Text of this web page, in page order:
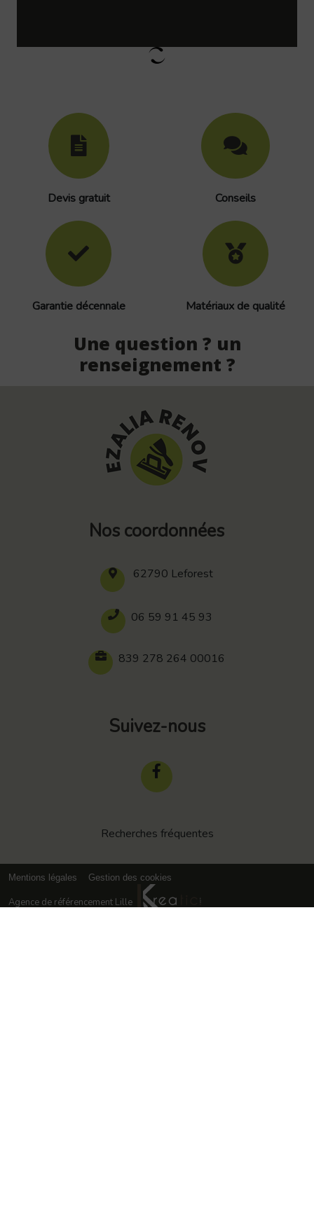
Devis gratuit Conseils
Garantie décennale Matériaux de qualité
Une question ? un
renseignement ?
Nos coordonnées
62790 Leforest
06 59 91 45 93
839 278 264 00016
Suivez-nous
Recherches fréquentes
Mentions légales Gestion des cookies
Agence de référencement Lille